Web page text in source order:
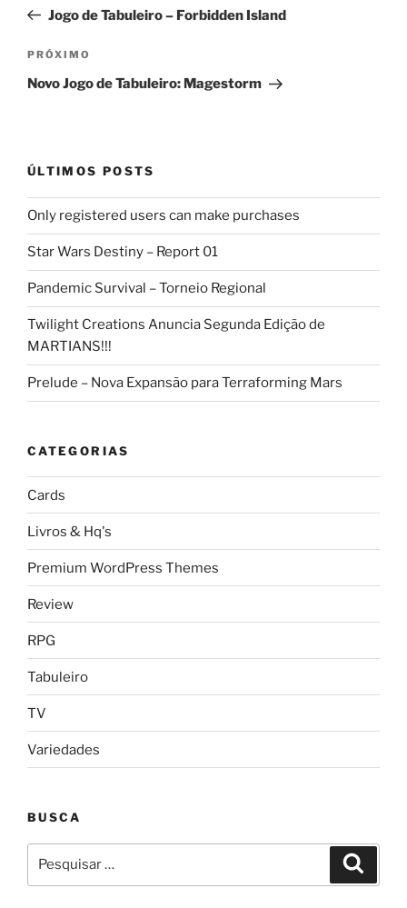
Post
anterior
Jogo de Tabuleiro – Forbidden Island
Próximo
post
PRÓXIMO
Novo Jogo de Tabuleiro: Magestorm
ÚLTIMOS POSTS
Only registered users can make purchases
Star Wars Destiny – Report 01
Pandemic Survival – Torneio Regional
Twilight Creations Anuncia Segunda Edição de
MARTIANS!!!
Prelude – Nova Expansão para Terraforming Mars
CATEGORIAS
Cards
Livros & Hq's
Premium WordPress Themes
Review
RPG
Tabuleiro
TV
Variedades
BUSCA
por: